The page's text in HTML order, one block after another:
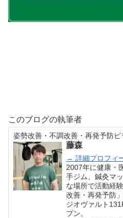
このブログの執筆者
姿勢改善・不調改善・再発予防
藤森
→ 詳細プロフィ
2007年に健康・
手ジム、鍼灸マ
な場所で活動経
改善・再発予防
ジオヴァルト
プン。